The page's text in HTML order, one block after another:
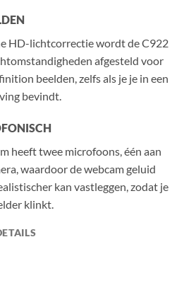
HD-lichtcorrectie wordt de C922
afgesteld voor
beelden, zelfs als je je in een
bevindt.
heeft twee microfoons, één aan
waardoor de webcam geluid
kan vastleggen, zodat je
klinkt.